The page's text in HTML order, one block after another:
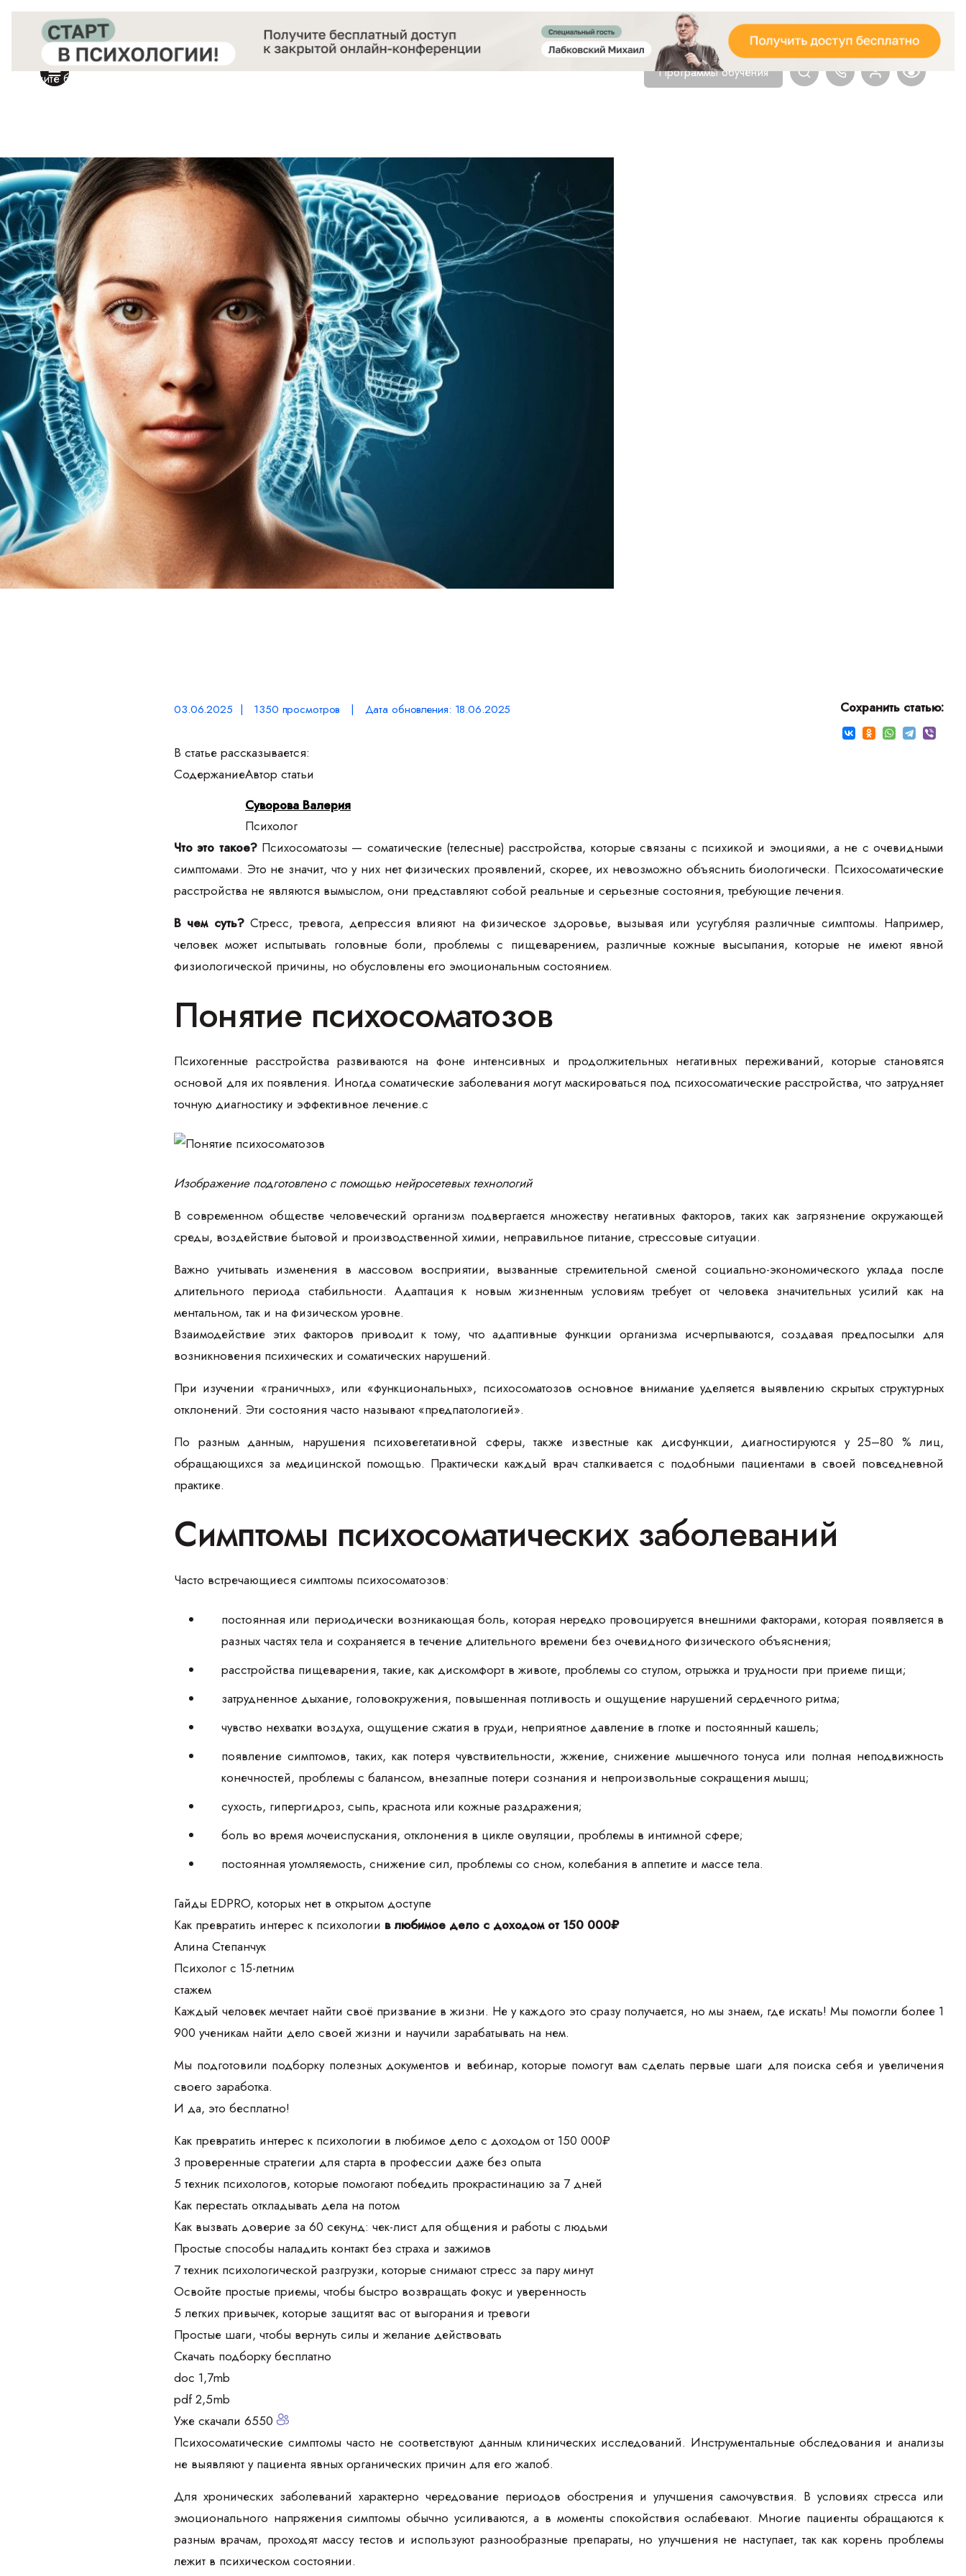
Программы обучения
Получите бесплатный доступ
03.06.2025 | 1350 просмотров | Дата обновления: 18.06.2025 Сохранить статью:
В статье рассказывается:
СодержаниеАвтор статьи
Суворова Валерия
Психолог
Что это такое?Психосоматозы — соматические (телесные) расстройства, которые связаны с психикой и эмоциями, а не с очевидными
симптомами. Это не значит, что у них нет физических проявлений, скорее, их невозможно объяснить биологически. Психосоматические
расстройства не являются вымыслом, они представляют собой реальные и серьезные состояния, требующие лечения.
В чем суть?Стресс, тревога, депрессия влияют на физическое здоровье, вызывая или усугубляя различные симптомы. Например,
человек может испытывать головные боли, проблемы с пищеварением, различные кожные высыпания, которые не имеют явной
физиологической причины, но обусловлены его эмоциональным состоянием.
Понятие психосоматозов
Психогенные расстройства развиваются на фоне интенсивных и продолжительных негативных переживаний, которые становятся
основой для их появления. Иногда соматические заболевания могут маскироваться под психосоматические расстройства, что затрудняет
точную диагностику и эффективное лечение.c
Изображение подготовлено с помощью нейросетевых технологий
В современном обществе человеческий организм подвергается множеству негативных факторов, таких как загрязнение окружающей
среды, воздействие бытовой и производственной химии, неправильное питание, стрессовые ситуации.
Важно учитывать изменения в массовом восприятии, вызванные стремительной сменой социально-экономического уклада после
длительного периода стабильности. Адаптация к новым жизненным условиям требует от человека значительных усилий как на
ментальном, так и на физическом уровне.
Взаимодействие этих факторов приводит к тому, что адаптивные функции организма исчерпываются, создавая предпосылки для
возникновения психических и соматических нарушений.
При изучении «граничных», или «функциональных», психосоматозов основное внимание уделяется выявлению скрытых структурных
отклонений. Эти состояния часто называют «предпатологией».
По разным данным, нарушения психовегетативной сферы, также известные как дисфункции, диагностируются у 25–80 % лиц,
обращающихся за медицинской помощью. Практически каждый врач сталкивается с подобными пациентами в своей повседневной
практике.
Симптомы психосоматических заболеваний
Часто встречающиеся симптомы психосоматозов:
постоянная или периодически возникающая боль, которая нередко провоцируется внешними факторами, которая появляется в
разных частях тела и сохраняется в течение длительного времени без очевидного физического объяснения;
расстройства пищеварения, такие, как дискомфорт в животе, проблемы со стулом, отрыжка и трудности при приеме пищи;
затрудненное дыхание, головокружения, повышенная потливость и ощущение нарушений сердечного ритма;
чувство нехватки воздуха, ощущение сжатия в груди, неприятное давление в глотке и постоянный кашель;
появление симптомов, таких, как потеря чувствительности, жжение, снижение мышечного тонуса или полная неподвижность
конечностей, проблемы с балансом, внезапные потери сознания и непроизвольные сокращения мышц;
сухость, гипергидроз, сыпь, краснота или кожные раздражения;
боль во время мочеиспускания, отклонения в цикле овуляции, проблемы в интимной сфере;
постоянная утомляемость, снижение сил, проблемы со сном, колебания в аппетите и массе тела.
Гайды EDPRO, которых нет в открытом доступе
Как превратить интерес к психологии в любимое дело с доходом от 150 000₽
Алина Степанчук
Психолог с 15-летним
стажем
Каждый человек мечтает найти своё призвание в жизни. Не у каждого это сразу получается, но мы знаем, где искать! Мы помогли более 1
900 ученикам найти дело своей жизни и научили зарабатывать на нем.
Мы подготовили подборку полезных документов и вебинар, которые помогут вам сделать первые шаги для поиска себя и увеличения
своего заработка.
И да, это бесплатно!
Как превратить интерес к психологии в любимое дело с доходом от 150 000₽
3 проверенные стратегии для старта в профессии даже без опыта
5 техник психологов, которые помогают победить прокрастинацию за 7 дней
Как перестать откладывать дела на потом
Как вызвать доверие за 60 секунд: чек-лист для общения и работы с людьми
Простые способы наладить контакт без страха и зажимов
7 техник психологической разгрузки, которые снимают стресс за пару минут
Освойте простые приемы, чтобы быстро возвращать фокус и уверенность
5 легких привычек, которые защитят вас от выгорания и тревоги
Простые шаги, чтобы вернуть силы и желание действовать
Скачать подборку бесплатно
doc 1,7mb
pdf 2,5mb
Уже скачали 6550
Психосоматические симптомы часто не соответствуют данным клинических исследований. Инструментальные обследования и анализы
не выявляют у пациента явных органических причин для его жалоб.
Для хронических заболеваний характерно чередование периодов обострения и улучшения самочувствия. В условиях стресса или
эмоционального напряжения симптомы обычно усиливаются, а в моменты спокойствия ослабевают. Многие пациенты обращаются к
разным врачам, проходят массу тестов и используют разнообразные препараты, но улучшения не наступает, так как корень проблемы
лежит в психическом состоянии.